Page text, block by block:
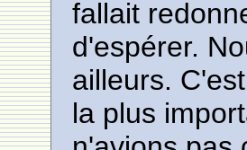
fallait
d'espérer.
ailleurs.
la plus